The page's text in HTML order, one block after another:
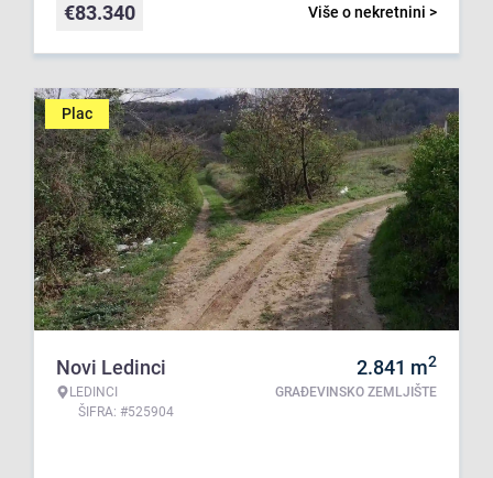
Više o nekretnini >
€83.340
Plac
Novi Ledinci
LEDINCI
ŠIFRA: #525904
2.841 m2
GRAĐEVINSKO ZEMLJIŠTE